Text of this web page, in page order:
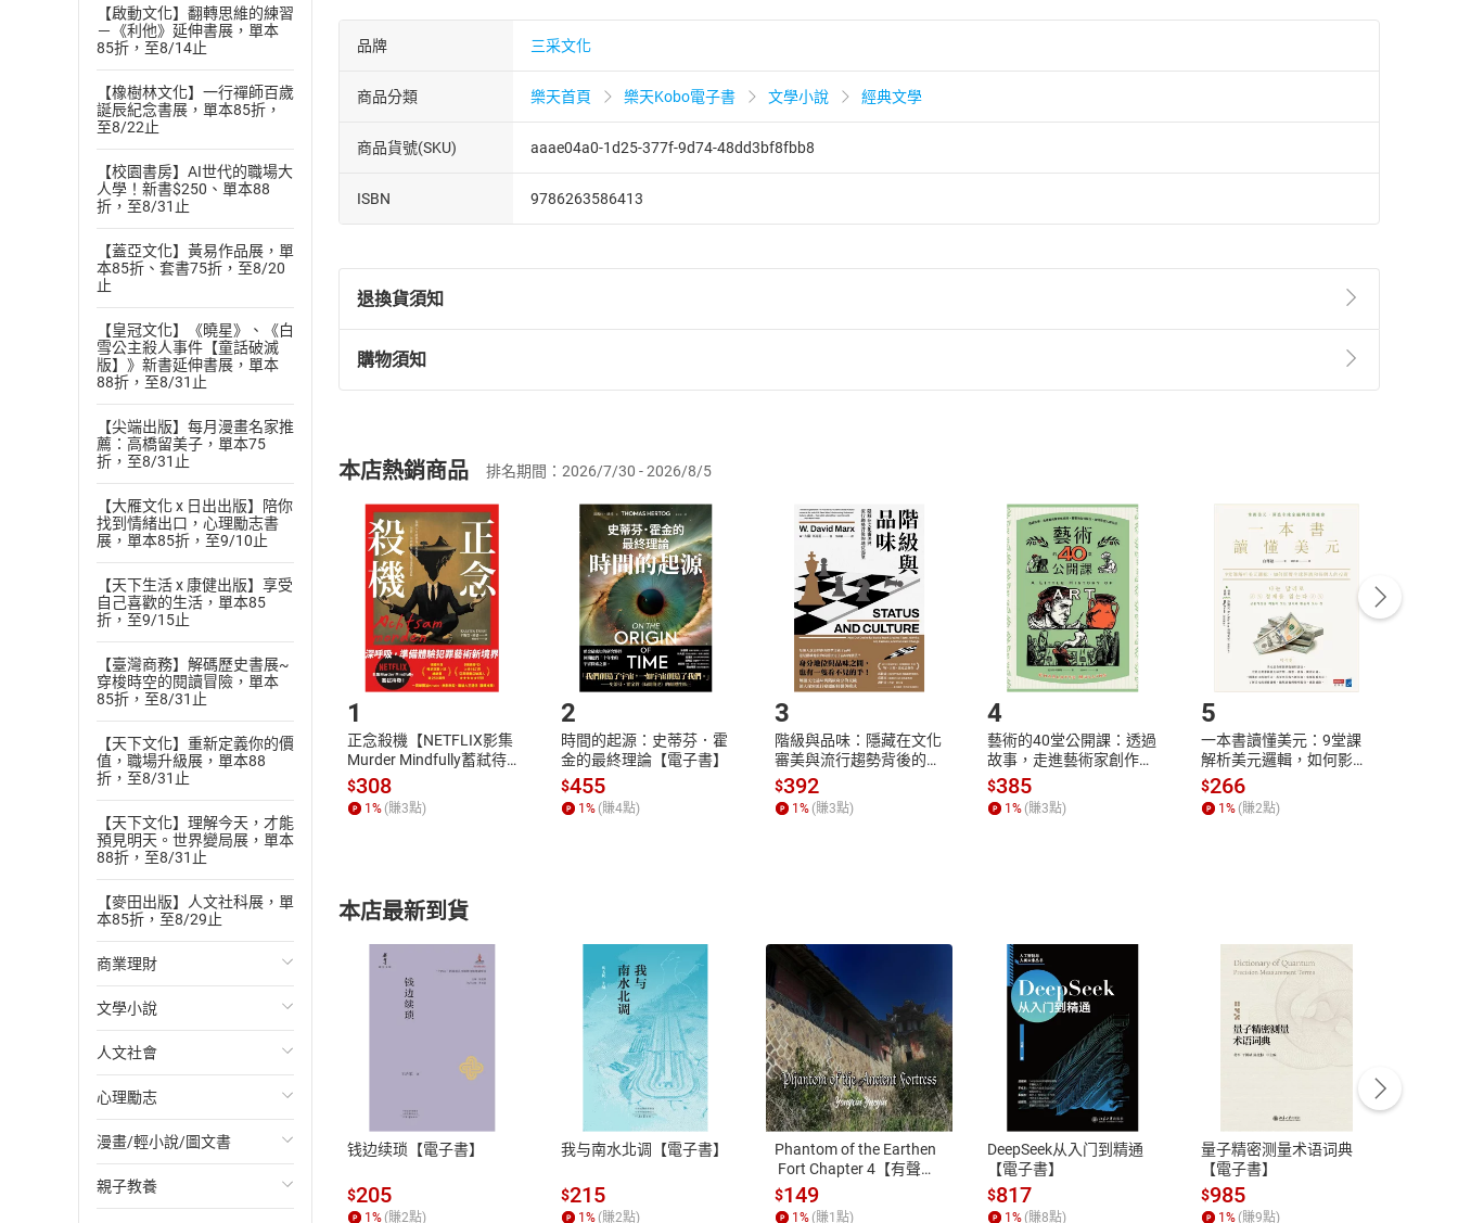
【啟動文化】翻轉思維的練習
－《利他》延伸書展，單本
85折，至8/14止
【橡樹林文化】一行禪師百歲
誕辰紀念書展，單本85折，
至8/22止
【校園書房】AI世代的職場大
人學！新書$250、單本88
折，至8/31止
【蓋亞文化】黃易作品展，單
本85折、套書75折，至8/20
止
【皇冠文化】《曉星》、《白
雪公主殺人事件【童話破滅
版】》新書延伸書展，單本
88折，至8/31止
【尖端出版】每月漫畫名家推
薦：高橋留美子，單本75
折，至8/31止
【大雁文化 x 日出出版】陪你
找到情緒出口，心理勵志書
展，單本85折，至9/10止
【天下生活 x 康健出版】享受
自己喜歡的生活，單本85
折，至9/15止
【臺灣商務】解碼歷史書展~
穿梭時空的閱讀冒險，單本
85折，至8/31止
【天下文化】重新定義你的價
值，職場升級展，單本88
折，至8/31止
【天下文化】理解今天，才能
預見明天。世界變局展，單本
88折，至8/31止
【麥田出版】人文社科展，單
本85折，至8/29止
商業理財
投資理財
經濟/趨勢
財務/金融
管理/領導
職場工作術
文學小說
歐美文學
日本文學
韓國文學
華文文學
人文社會
國際關係
政治
社會科學
心理勵志
心靈成長/情緒
人際關係
漫畫/輕小說/圖文書
輕小說
親子教養
品牌 三采文化
商品分類 樂天首頁 樂天Kobo電子書 文學小說 經典文學
商品貨號(SKU) aaae04a0-1d25-377f-9d74-48dd3bf8fbb8
ISBN 9786263586413
退換貨須知
退換貨規定：
(一)依消費者保護法第19條第1項後段暨通訊交易解除權合理例外情事適用準則第2條第5款之規定，「非以有形媒介提供之數位
(二)消費者訂購本店鋪之商品即代表知悉本店鋪所銷售之商品為電子書，屬非以有形媒介提供之數位內容，消費者同意若訂購後
且已下載/存取電子書，不得請求退貨退款。
退貨方式：您欲取消訂單或辦理退貨時，請登入樂天市場，並於「我的訂單」中點選「瀏覽訂單明細」
「申請取消訂單/ 退
貨」，本店鋪將依您的申請進行審核，待審核通過後將為您辦理退款事宜。
請注意，樂天市場須以整筆訂單為單位進行取消/退貨，恕無法以單支商品取消/退貨。
購物須知
挑選商品
Choose
放入購物車
Shopping cart
登入帳號
Login
付款方式
Payment
完成訂單
Complete
購書後，如何開始使用？
Step1.選擇閱讀載具 Step2.登入帳號，下載書籍後看書
付款方式
ATM轉帳、信用卡、LINE PAY、AFTEE
退換貨規範
本店是否提供消費者保護法七日猶豫期
之權利，遽消費者保護法及通訊交易解
除權合理例外情事適用準則，依商品性
質各有不同規定。詳細退換貨說明請參
照各商品說明。
客服資訊
服務時間：週一到週五 10:00-12:00、
13:00-17:00 (國定假日及例假日休息)
客服電話：0080-1857077
本店熱銷商品 排名期間：2026/7/30 - 2026/8/5
1
正念殺機【NETFLIX影集
Murder Mindfully蓄弒待
發】【電子書】
$308
1% (賺3點)
2
時間的起源：史蒂芬．霍
金的最終理論【電子書】
$455
1% (賺4點)
3
階級與品味：隱藏在文化
審美與流行趨勢背後的地
位渴望【電子書】
$392
1% (賺3點)
4
藝術的40堂公開課：透過
故事，走進藝術家創作現
場，看藝術如何誕生、如
何形塑人類生活【電子
書】
$385
1% (賺3點)
5
一本書讀懂美元：9堂課
解析美元邏輯，如何影響
全球經濟和每個人的投資
【電子書】
$266
1% (賺2點)
本店最新到貨
钱边续琐【電子書】
$205
1% (賺2點)
我与南水北调【電子書】
$215
1% (賺2點)
Phantom of the Earthen
Fort Chapter 4【有聲
書】
$149
1% (賺1點)
DeepSeek从入门到精通
【電子書】
$817
1% (賺8點)
量子精密测量术语词典
【電子書】
$985
1% (賺9點)